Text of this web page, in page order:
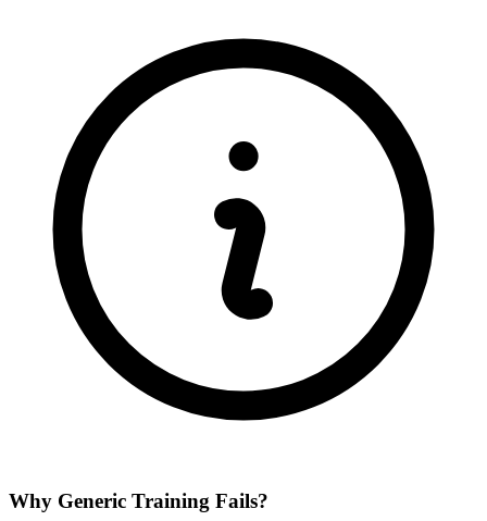
Why Generic Training Fails?